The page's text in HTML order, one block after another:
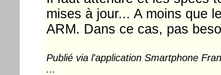
mises à jour... A moins que
ARM. Dans ce cas, pas
Publié via l'application Smartphone
...